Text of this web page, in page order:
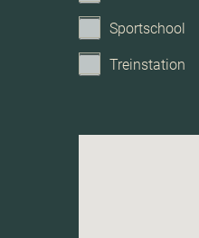
Sportschool
Treinstation